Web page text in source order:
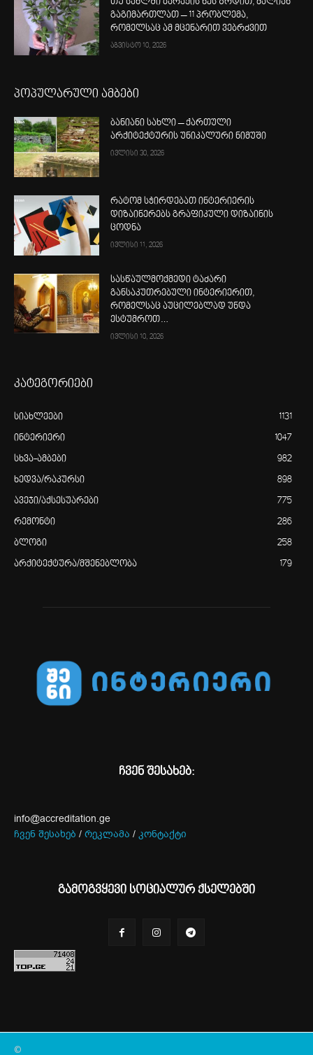
გაგიმართლათ – 11 პრობლემა,
რომელსაც ამ მცენარით ვებრძვით
აგვისტო 10, 2026
პოპულარული ამბები
ბანიანი სახლი – ქართული
არქიტექტურის უნიკალური ნიმუში
ივლისი 30, 2026
რატომ სჭირდებათ ინტერიერის
დიზაინერებს გრაფიკული დიზაინის
ცოდნა
ივლისი 11, 2026
სასწაულმოქმედი ტაძარი
განსაკუთრებული ინტერიერით,
რომელსაც აუცილებლად უნდა
ესტუმროთ…
ივლისი 10, 2026
კატეგორიები
სიახლეები 1131
ინტერიერი 1047
სხვა-ამბები 982
ხედვა/რაკურსი 898
ავეჯი/აქსესუარები 775
რემონტი 286
ბლოგი 258
არქიტექტურა/მშენებლობა 179
ჩვენ შესახებ:
info@accreditation.ge
ჩვენ შესახებ / რეკლამა / კონტაქტი
გამოგვყევი სოციალურ ქსელებში
©